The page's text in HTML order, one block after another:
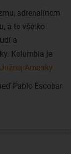
adrenalínom
a to všetko
a
Kolumbia je
Južnej Ameriky.
Pablo Escobar